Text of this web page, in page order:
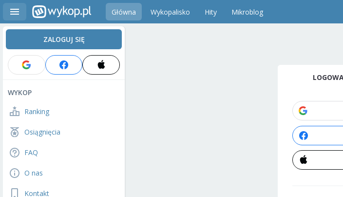
Główna Wykopalisko Hity Mikroblog
ZALOGUJ SIĘ
WYKOP
Ranking
Osiągnięcia
FAQ
O nas
Kontakt